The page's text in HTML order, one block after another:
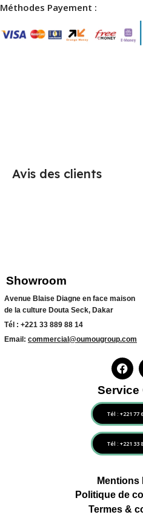
Méthodes Payement :
Avis des clients
Showroom
Avenue Blaise Diagne en face maison
de la culture Douta Seck, Dakar
Tél : +221 33 889 88 14
Email: commercial@oumougroup.com
Service
Tél : +221 77
Tél : +221 33
Mentions
Politique de
Termes &